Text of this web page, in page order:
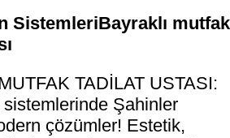
SistemleriBayraklı mutfak
TADİLAT USTASI:
Şahinler
çözümler! Estetik,